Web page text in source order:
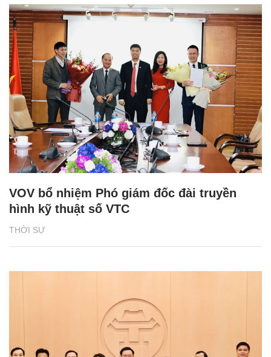
THỜI SỰ
VOV bổ nhiệm Phó giám đốc đài truyền
hình kỹ thuật số VTC